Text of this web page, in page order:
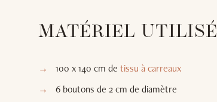
MATÉRIEL UTILISÉ
100 x 140 cm de tissu à carreaux
6 boutons de 2 cm de diamètre